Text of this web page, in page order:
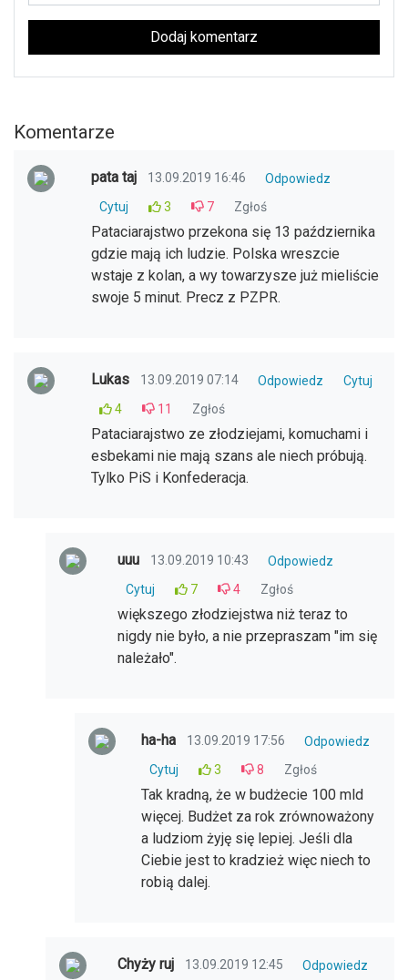
Dodaj komentarz
Komentarze
pata taj 13.09.2019 16:46
Odpowiedz
Cytuj
3 7 Zgłoś
Pataciarajstwo przekona się 13 października
gdzie mają ich ludzie. Polska wreszcie
wstaje z kolan, a wy towarzysze już mieliście
swoje 5 minut. Precz z PZPR.
Lukas 13.09.2019 07:14 Odpowiedz
Cytuj
4
11 Zgłoś
Pataciarajstwo ze złodziejami, komuchami i
esbekami nie mają szans ale niech próbują.
Tylko PiS i Konfederacja.
uuu 13.09.2019 10:43
Odpowiedz
Cytuj
7 4 Zgłoś
większego złodziejstwa niż teraz to
nigdy nie było, a nie przepraszam "im się
należało".
ha-ha 13.09.2019 17:56
Odpowiedz
Cytuj
3 8 Zgłoś
Tak kradną, że w budżecie 100 mld
więcej. Budżet za rok zrównoważony
a ludziom żyję się lepiej. Jeśli dla
Ciebie jest to kradzież więc niech to
robią dalej.
Chyży ruj 13.09.2019 12:45
Odpowiedz